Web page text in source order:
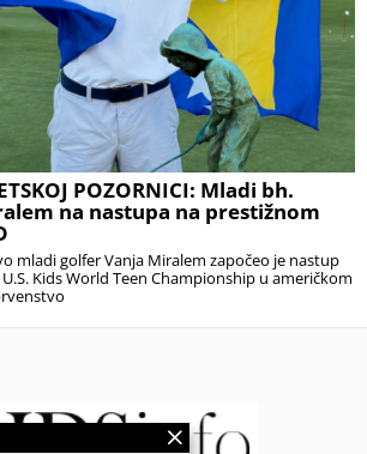
POZORNICI: Mladi bh.
na nastupa na prestižnom
mladi golfer Vanja Miralem započeo je nastup
Kids World Teen Championship u američkom